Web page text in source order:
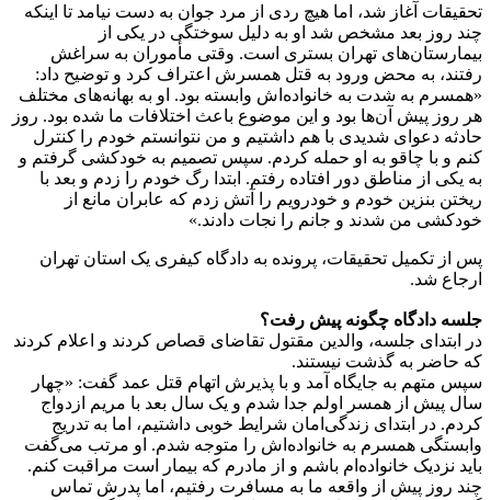
تحقیقات آغاز شد، اما هیچ ردی از مرد جوان به دست نیامد تا اینکه
چند روز بعد مشخص شد او به دلیل سوختگی در یکی از
بیمارستان‌های تهران بستری است. وقتی مأموران به سراغش
رفتند، به محض ورود به قتل همسرش اعتراف کرد و توضیح داد:
«همسرم به شدت به خانواده‌اش وابسته بود. او به بهانه‌های مختلف
هر روز پیش آن‌ها بود و این موضوع باعث اختلافات ما شده بود. روز
حادثه دعوای شدیدی با هم داشتیم و من نتوانستم خودم را کنترل
کنم و با چاقو به او حمله کردم. سپس تصمیم به خودکشی گرفتم و
به یکی از مناطق دور افتاده رفتم. ابتدا رگ خودم را زدم و بعد با
ریختن بنزین خودم و خودرویم را آتش زدم که عابران مانع از
خودکشی من شدند و جانم را نجات دادند.»
پس از تکمیل تحقیقات، پرونده به دادگاه کیفری یک استان تهران
ارجاع شد.
جلسه دادگاه چگونه پیش رفت؟
در ابتدای جلسه، والدین مقتول تقاضای قصاص کردند و اعلام کردند
که حاضر به گذشت نیستند.
سپس متهم به جایگاه آمد و با پذیرش اتهام قتل عمد گفت: «چهار
سال پیش از همسر اولم جدا شدم و یک سال بعد با مریم ازدواج
کردم. در ابتدای زندگی‌امان شرایط خوبی داشتیم، اما به تدریج
وابستگی همسرم به خانواده‌اش را متوجه شدم. او مرتب می‌گفت
باید نزدیک خانواده‌ام باشم و از مادرم که بیمار است مراقبت کنم.
چند روز پیش از واقعه ما به مسافرت رفتیم، اما پدرش تماس